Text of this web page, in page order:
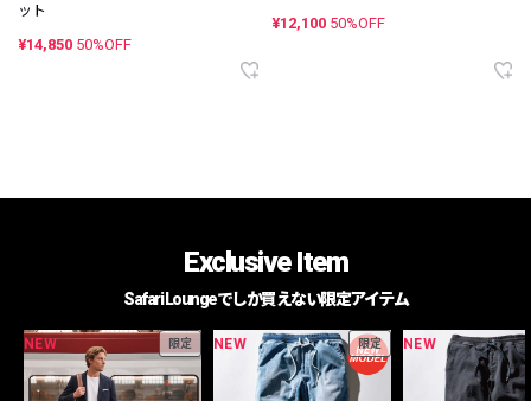
ット
¥14,850 50%OFF
¥12,100 50%OFF
Exclusive Item
Safari Loungeでしか買えない限定アイテム
NEW 限定 NEW 限定 NEW